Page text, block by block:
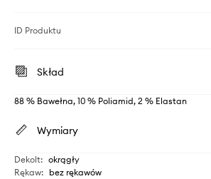
ID Produktu
Skład
88 % Bawełna, 10 % Poliamid, 2 % Elastan
Wymiary
Dekolt: okrągły
Rękaw: bez rękawów